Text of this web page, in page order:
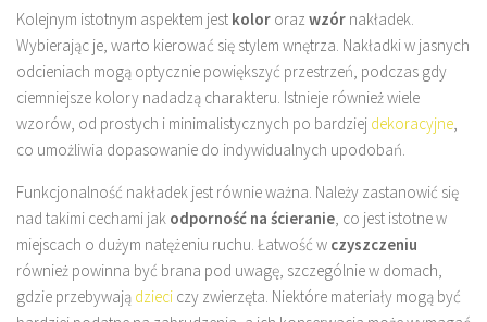
Kolejnym istotnym aspektem jest kolor oraz wzór nakładek.
Wybierając je, warto kierować się stylem wnętrza. Nakładki w jasnych
odcieniach mogą optycznie powiększyć przestrzeń, podczas gdy
ciemniejsze kolory nadadzą charakteru. Istnieje również wiele
wzorów, od prostych i minimalistycznych po bardziej dekoracyjne
co umożliwia dopasowanie do indywidualnych upodobań.
Funkcjonalność nakładek jest równie ważna. Należy zastanowić się
nad takimi cechami jak odporność na ścieranie , co jest istotne w
miejscach o dużym natężeniu ruchu. Łatwość w czyszczeniu
również powinna być brana pod uwagę, szczególnie w domach,
gdzie przebywają dzieci czy zwierzęta. Niektóre materiały mogą być